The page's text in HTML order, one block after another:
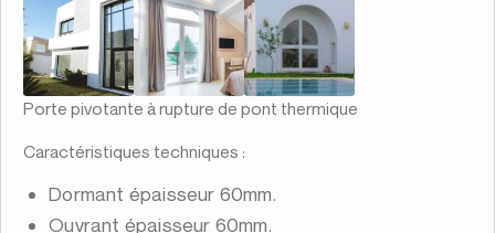
Porte pivotante à rupture de pont thermique
Caractéristiques techniques :
Dormant épaisseur 60mm.
Ouvrant épaisseur 60mm.